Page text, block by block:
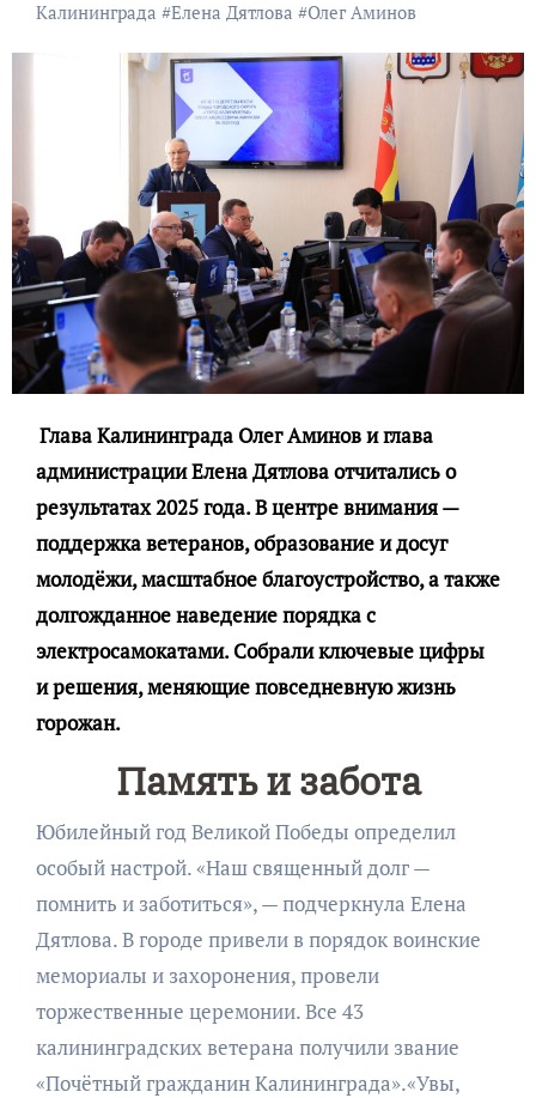
Калининграда #Елена Дятлова #Олег Аминов
Глава Калининграда Олег Аминов и глава
администрации Елена Дятлова отчитались о
результатах 2025 года. В центре внимания —
поддержка ветеранов, образование и досуг
молодёжи, масштабное благоустройство, а также
долгожданное наведение порядка с
электросамокатами. Собрали ключевые цифры
и решения, меняющие повседневную жизнь
горожан.
Память и забота
Юбилейный год Великой Победы определил
особый настрой. «Наш священный долг —
помнить и заботиться», — подчеркнула Елена
Дятлова. В городе привели в порядок воинские
мемориалы и захоронения, провели
торжественные церемонии. Все 43
калининградских ветерана получили звание
«Почётный гражданин Калининграда».«Увы,